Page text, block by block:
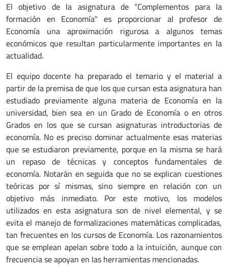
El objetivo de la asignatura de “Complementos para la
formación en Economía" es proporcionar al profesor de
Economía una aproximación rigurosa a algunos temas
económicos que resultan particularmente importantes en la
actualidad.
El equipo docente ha preparado el temario y el material a
partir de la premisa de que los que cursan esta asignatura han
estudiado previamente alguna materia de Economía en la
universidad, bien sea en un Grado de Economía o en otros
Grados en los que se cursan asignaturas introductorias de
economía. No es preciso dominar actualmente esas materias
que se estudiaron previamente, porque en la misma se hará
un repaso de técnicas y conceptos fundamentales de
economía. Notarán en seguida que no se explican cuestiones
teóricas por sí mismas, sino siempre en relación con un
objetivo más inmediato. Por este motivo, los modelos
utilizados en esta asignatura son de nivel elemental, y se
evita el manejo de formalizaciones matemáticas complicadas,
tan frecuentes en los cursos de Economía. Los razonamientos
que se emplean apelan sobre todo a la intuición, aunque con
frecuencia se apoyan en las herramientas mencionadas.